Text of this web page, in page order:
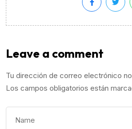
Leave a comment
Tu dirección de correo electrónico
Los campos obligatorios están